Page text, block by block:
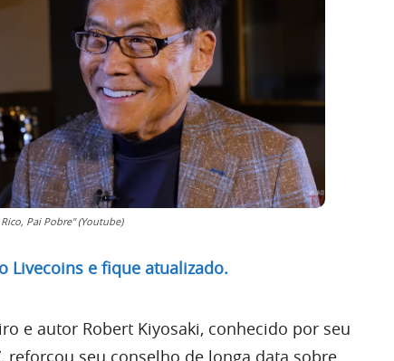
Pai Pobre" (Youtube)
Livecoins e fique atualizado.
e autor Robert Kiyosaki, conhecido por seu
reforçou seu conselho de longa data sobre